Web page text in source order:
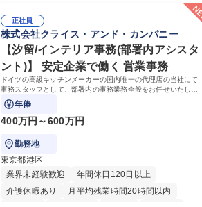
将来のキャリアを鑑みてジョブローテーションを行
います。 【育成】OJTでの現場育成や研修カリキュ
ラムを通じて、Daigasグループの業務で必要となる
知識について学んでいただきます。 募集職種 【第二
新卒】事務系総合職 #関西を代表するインフラ企業 #
ポテンシャル採用
026年度までの3ヵ年を対象とする「Daigasグループ
中期経営計画2026」を策定しました。https://www.o
sakagas.co.jp/company/press/pr2024/1777576_56
472.html ■エネルギーセキュリティの不安定化や気候
変動による自然災害の甚大化など、これまで以上に
社会課題解決の重要性が高まっています。「未来の
日常」の創造に向けて持続可能な社会の実現に貢献
してまいります。 学歴・資格 学歴：大学院 大学 語
学力： 資格：
正社員
株式会社クライス・アンド・カンパニー
【汐留/インテリア事務(部署内アシスタ
ント)】 安定企業で働く 営業事務
ドイツの高級キッチンメーカーの国内唯一の代理店の当社にて
事務スタッフとして、部署内の事務業務全般をお任せいたしま
す。 裁量を持って働いていただけるため、スキルアップも可能
です。年俸
400万円～600万円
勤務地
東京都港区
業界未経験歓迎
年間休日120日以上
介護休暇あり
月平均残業時間20時間以内